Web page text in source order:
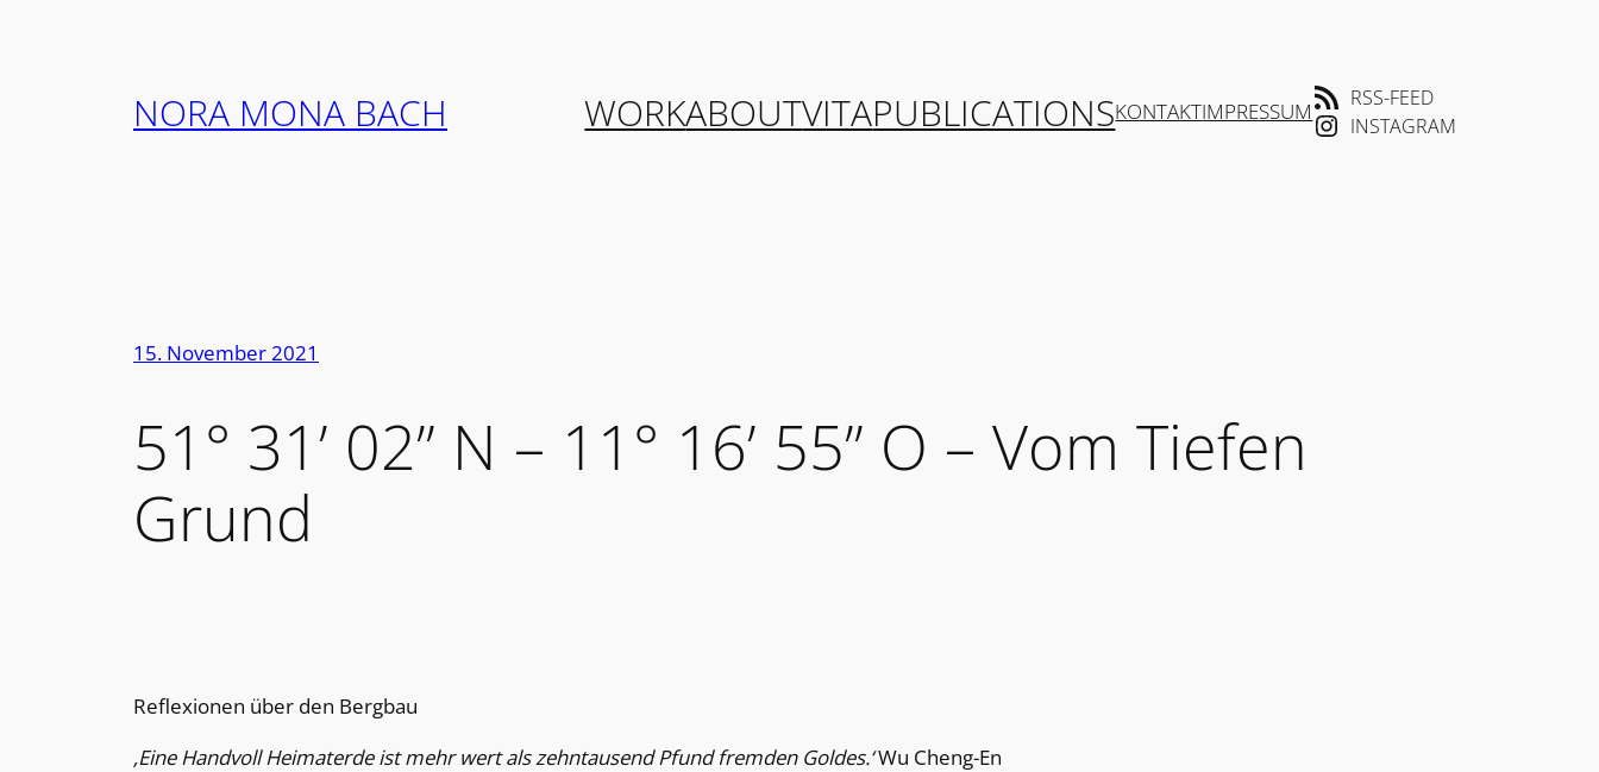
NORA MONA BACH WORKABOUTVITAPUBLICATIONSKONTAKTIMPRESSUM
RSS-FEED
INSTAGRAM
15. November 2021
51° 31’ 02” N – 11° 16’ 55” O – Vom Tiefen
Grund
Reflexionen über den Bergbau
‚Eine Handvoll Heimaterde ist mehr wert als zehntausend Pfund fremden Goldes.‘Wu Cheng-En